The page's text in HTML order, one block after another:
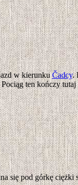
w kierunkuČadcy.
ten kończy
się pod górkę